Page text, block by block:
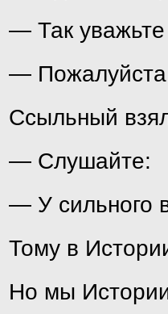
— Так уважьте
—
Ссыльный
— Слушайте:
— У сильного
Тому в
Но мы